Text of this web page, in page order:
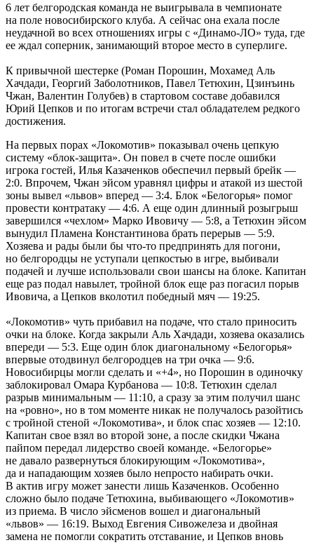
6 лет белгородская команда не выигрывала в чемпионате
на поле новосибирского клуба. А сейчас она ехала после
неудачной во всех отношениях игры с «Динамо-ЛО» туда, где
ее ждал соперник, занимающий второе место в суперлиге.
К привычной шестерке (Роман Порошин, Мохамед Аль
Хачдади, Георгий Заболотников, Павел Тетюхин, Цзинъинь
Чжан, Валентин Голубев) в стартовом составе добавился
Юрий Цепков и по итогам встречи стал обладателем редкого
достижения.
На первых порах «Локомотив» показывал очень цепкую
систему «блок-защита». Он повел в счете после ошибки
игрока гостей, Илья Казаченков обеспечил первый брейк —
2:0. Впрочем, Чжан эйсом уравнял цифры и атакой из шестой
зоны вывел «львов» вперед — 3:4. Блок «Белогорья» помог
провести контратаку — 4:6. А еще один длинный розыгрыш
завершился «чехлом» Марко Ивовичу — 5:8, а Тетюхин эйсом
вынудил Пламена Константинова брать перерыв — 5:9.
Хозяева и рады были бы что-то предпринять для погони,
но белгородцы не уступали цепкостью в игре, выбивали
подачей и лучше использовали свои шансы на блоке. Капитан
еще раз подал навылет, тройной блок еще раз погасил порыв
Ивовича, а Цепков вколотил победный мяч — 19:25.
«Локомотив» чуть прибавил на подаче, что стало приносить
очки на блоке. Когда закрыли Аль Хачдади, хозяева оказались
впереди — 5:3. Еще один блок диагональному «Белогорья»
впервые отодвинул белгородцев на три очка — 9:6.
Новосибирцы могли сделать и «+4», но Порошин в одиночку
заблокировал Омара Курбанова — 10:8. Тетюхин сделал
разрыв минимальным — 11:10, а сразу за этим получил шанс
на «ровно», но в том моменте никак не получалось разойтись
с тройной стеной «Локомотива», и блок спас хозяев — 12:10.
Капитан свое взял во второй зоне, а после скидки Чжана
пайпом передал лидерство своей команде. «Белогорье»
не давало развернуться блокирующим «Локомотива»,
да и нападающим хозяев было непросто набирать очки.
В актив игру может занести лишь Казаченков. Особенно
сложно было подаче Тетюхина, выбивающего «Локомотив»
из приема. В число эйсменов вошел и диагональный
«львов» — 16:19. Выход Евгения Сивожелеза и двойная
замена не помогли сократить отставание, и Цепков вновь